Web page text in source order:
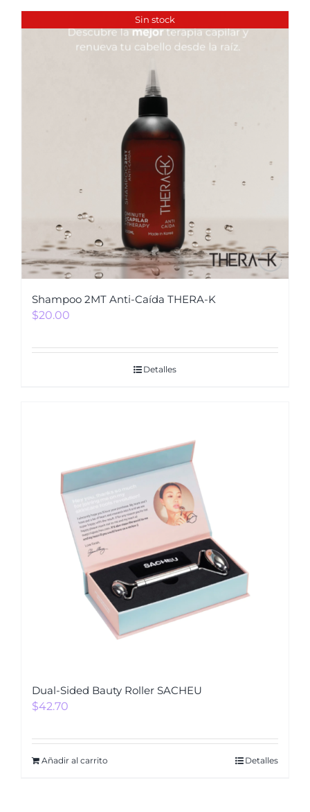
Sin stock
Shampoo 2MT Anti-Caída THERA-K
$20.00
Detalles
Dual-Sided Bauty Roller SACHEU
$42.70
Añadir al carrito Detalles